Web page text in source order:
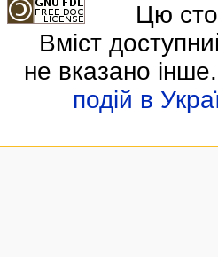
Цю
Вміст
не вказано інше.
подій в